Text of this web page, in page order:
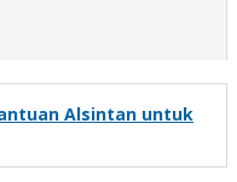
Alsintan untuk